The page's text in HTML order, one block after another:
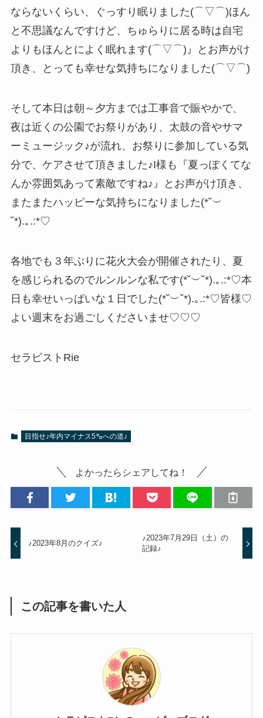
ならないくらい、ぐっすり眠りました(⌒▽⌒)ほん
と不思議なんですけど、ちゅらりに居る時は自宅
よりもほんとによく眠れます(⌒▽⌒)』とお声がけ
頂き、とっても幸せな気持ちになりました(⌒▽⌒)
そして本日は朝～夕方までは工事音で賑やかで、
夜は近くの公園でお祭りがあり、太鼓の音やサマ
ーミュージック♪が流れ、お祭りに参加している気
分で、ケアさせて頂きました♪I様も『夏っぽくてな
んか雰囲気あって素敵ですね♪』とお声がけ頂き、
またまたハッピーな気持ちになりました(*˘︶
˘*).｡.:*♡
各地でも３年ぶりに花火大会が開催されたり、夏
を感じられるのでルンルンな私です(*˘︶˘*).｡.:*♡本
日も幸せいっぱいな１日でした(*˘︶˘*).｡.:*♡皆様♡
よい週末をお過ごしくださいませ♡♡♡
セラピストRie
目指せ♪年内マイナス5㌔への道♪
よかったらシェアしてね！
♪2023年8月のクイズ♪
♪2023年7月29日（土）の
記録♪
この記事を書いた人